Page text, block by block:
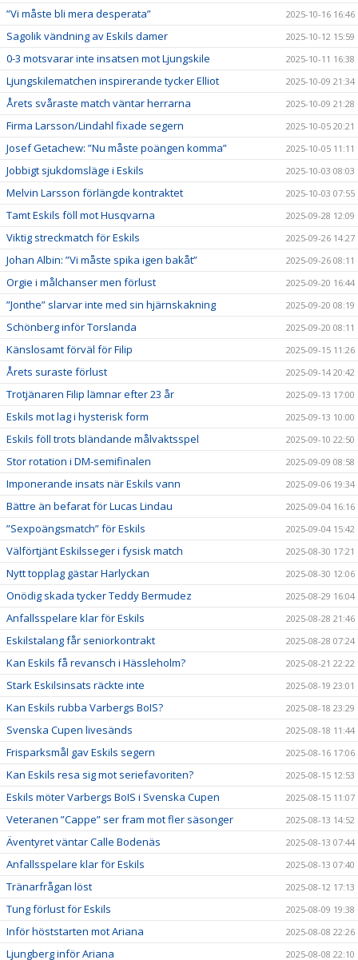
”Vi måste bli mera desperata” 2025-10-16 16:46
Sagolik vändning av Eskils damer 2025-10-12 15:59
0-3 motsvarar inte insatsen mot Ljungskile 2025-10-11 16:38
Ljungskilematchen inspirerande tycker Elliot 2025-10-09 21:34
Årets svåraste match väntar herrarna 2025-10-09 21:28
Firma Larsson/Lindahl fixade segern 2025-10-05 20:21
Josef Getachew: ”Nu måste poängen komma” 2025-10-05 11:11
Jobbigt sjukdomsläge i Eskils 2025-10-03 08:03
Melvin Larsson förlängde kontraktet 2025-10-03 07:55
Tamt Eskils föll mot Husqvarna 2025-09-28 12:09
Viktig streckmatch för Eskils 2025-09-26 14:27
Johan Albin: ”Vi måste spika igen bakåt” 2025-09-26 08:11
Orgie i målchanser men förlust 2025-09-20 16:44
”Jonthe” slarvar inte med sin hjärnskakning 2025-09-20 08:19
Schönberg inför Torslanda 2025-09-20 08:11
Känslosamt förväl för Filip 2025-09-15 11:26
Årets suraste förlust 2025-09-14 20:42
Trotjänaren Filip lämnar efter 23 år 2025-09-13 17:00
Eskils mot lag i hysterisk form 2025-09-13 10:00
Eskils föll trots bländande målvaktsspel 2025-09-10 22:50
Stor rotation i DM-semifinalen 2025-09-09 08:58
Imponerande insats när Eskils vann 2025-09-06 19:34
Bättre än befarat för Lucas Lindau 2025-09-04 16:16
”Sexpoängsmatch” för Eskils 2025-09-04 15:42
Välförtjänt Eskilsseger i fysisk match 2025-08-30 17:21
Nytt topplag gästar Harlyckan 2025-08-30 12:06
Onödig skada tycker Teddy Bermudez 2025-08-29 16:04
Anfallsspelare klar för Eskils 2025-08-28 21:46
Eskilstalang får seniorkontrakt 2025-08-28 07:24
Kan Eskils få revansch i Hässleholm? 2025-08-21 22:22
Stark Eskilsinsats räckte inte 2025-08-19 23:01
Kan Eskils rubba Varbergs BoIS? 2025-08-18 23:29
Svenska Cupen livesänds 2025-08-18 11:44
Frisparksmål gav Eskils segern 2025-08-16 17:06
Kan Eskils resa sig mot seriefavoriten? 2025-08-15 12:53
Eskils möter Varbergs BoIS i Svenska Cupen 2025-08-15 11:07
Veteranen ”Cappe” ser fram mot fler säsonger 2025-08-13 14:52
Äventyret väntar Calle Bodenäs 2025-08-13 07:44
Anfallsspelare klar för Eskils 2025-08-13 07:40
Tränarfrågan löst 2025-08-12 17:13
Tung förlust för Eskils 2025-08-09 19:38
Inför höststarten mot Ariana 2025-08-08 22:26
Ljungberg inför Ariana 2025-08-08 22:10